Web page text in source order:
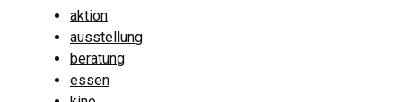
aktion
ausstellung
beratung
essen